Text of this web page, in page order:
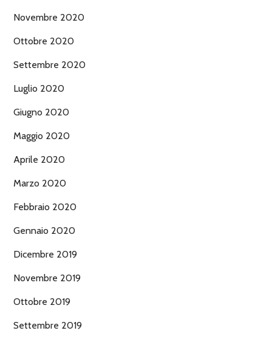
Novembre 2020
Ottobre 2020
Settembre 2020
Luglio 2020
Giugno 2020
Maggio 2020
Aprile 2020
Marzo 2020
Febbraio 2020
Gennaio 2020
Dicembre 2019
Novembre 2019
Ottobre 2019
Settembre 2019